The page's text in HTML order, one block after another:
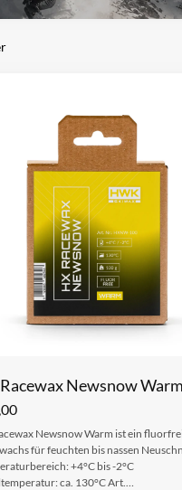
Newsnow Warm
Newsnow Warm ist ein
für feuchten bis nassen
+4°C bis -2°C
ca. 130°C Art.…